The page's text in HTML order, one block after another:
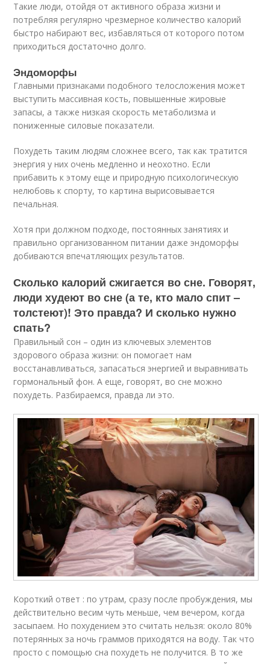
Такие люди, отойдя от активного образа жизни и
потребляя регулярно чрезмерное количество калорий
быстро набирают вес, избавляться от которого потом
приходиться достаточно долго.
Эндоморфы
Главными признаками подобного телосложения может
выступить массивная кость, повышенные жировые
запасы, а также низкая скорость метаболизма и
пониженные силовые показатели.
Похудеть таким людям сложнее всего, так как тратится
энергия у них очень медленно и неохотно. Если
прибавить к этому еще и природную психологическую
нелюбовь к спорту, то картина вырисовывается
печальная.
Хотя при должном подходе, постоянных занятиях и
правильно организованном питании даже эндоморфы
добиваются впечатляющих результатов.
Сколько калорий сжигается во сне. Говорят,
люди худеют во сне (а те, кто мало спит –
толстеют)! Это правда? И сколько нужно
спать?
Правильный сон – один из ключевых элементов
здорового образа жизни: он помогает нам
восстанавливаться, запасаться энергией и выравнивать
гормональный фон. А еще, говорят, во сне можно
похудеть. Разбираемся, правда ли это.
Короткий ответ : по утрам, сразу после пробуждения, мы
действительно весим чуть меньше, чем вечером, когда
засыпаем. Но похудением это считать нельзя: около 80%
потерянных за ночь граммов приходятся на воду. Так что
просто с помощью сна похудеть не получится. В то же